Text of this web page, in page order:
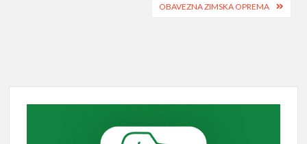
OBAVEZNA ZIMSKA OPREMA